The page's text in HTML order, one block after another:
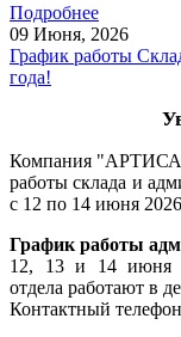
Подробнее
09 Июня, 2026
График работы
года!
Компания
работы склада и
с 12 по 14 июня
График работы
12, 13 и 14 июня
отдела работают в
Контактный